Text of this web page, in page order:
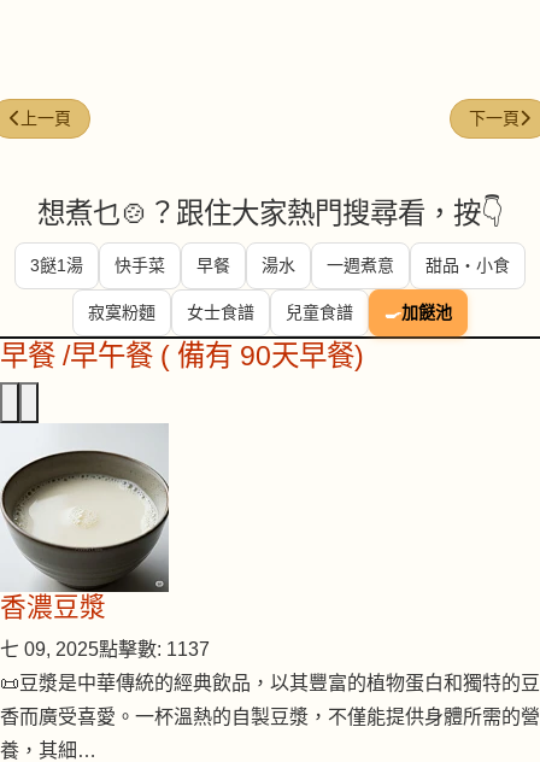
上一篇文章: 菜心 (Chinese Flowering Cabbage)
上一頁 下一篇
下一頁
想煮乜🍲？跟住大家熱門搜尋看，按👇
3餸1湯 快手菜 早餐 湯水 一週煮意 甜品・小食
寂寞粉麵 女士食譜 兒童食譜 🍳加餸池
早餐 /早午餐 ( 備有 90天早餐)
香濃豆漿
七 09, 2025點擊數: 1137
📜豆漿是中華傳統的經典飲品，以其豐富的植物蛋白和獨特的豆
香而廣受喜愛。一杯溫熱的自製豆漿，不僅能提供身體所需的營
養，其細…